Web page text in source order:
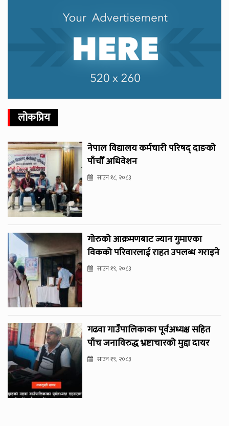
लोकप्रिय
नेपाल विद्यालय कर्मचारी परिषद् दाङको
पाँचौँ अधिवेशन
साउन १८, २०८३
गोरुको आक्रमणबाट ज्यान गुमाएका
विकको परिवारलाई राहत उपलब्ध गराइने
साउन १९, २०८३
गढवा गाउँपालिकाका पूर्वअध्यक्ष सहित
पाँच जनाविरुद्ध भ्रष्टाचारको मुद्दा दायर
साउन १९, २०८३